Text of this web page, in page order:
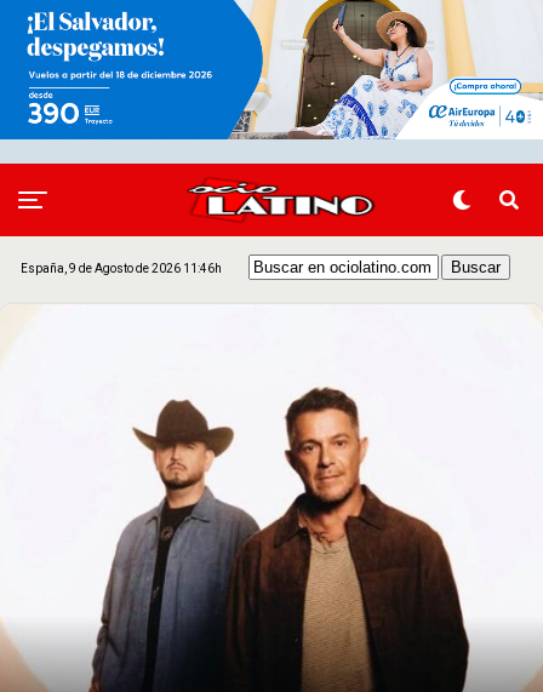
España, 9 de Agosto de 2026 11:46h